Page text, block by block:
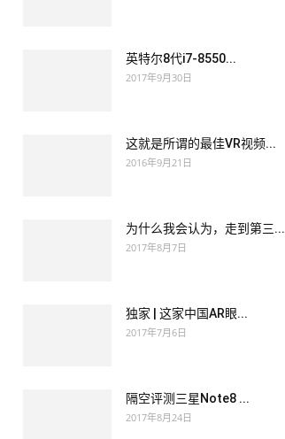
英特尔8代i7-8550...
2017年9月30日
这就是所谓的最佳VR视频...
2016年9月21日
为什么我会认为，走到第三...
2017年8月7日
独家 | 这家中国AR眼...
2017年7月6日
隔空评测三星Note8 ...
2017年8月24日